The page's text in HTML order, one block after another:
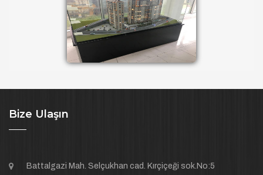
Bize Ulaşın
Battalgazi Mah. Selçukhan cad. Kırçiçeği sok.No:5